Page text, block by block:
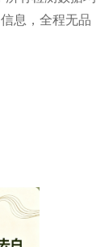
息，全程无品